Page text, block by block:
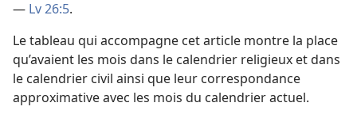
— Lv 26:5.
Le tableau qui accompagne cet article montre la place
qu’avaient les mois dans le calendrier religieux et dans
le calendrier civil ainsi que leur correspondance
approximative avec les mois du calendrier actuel.